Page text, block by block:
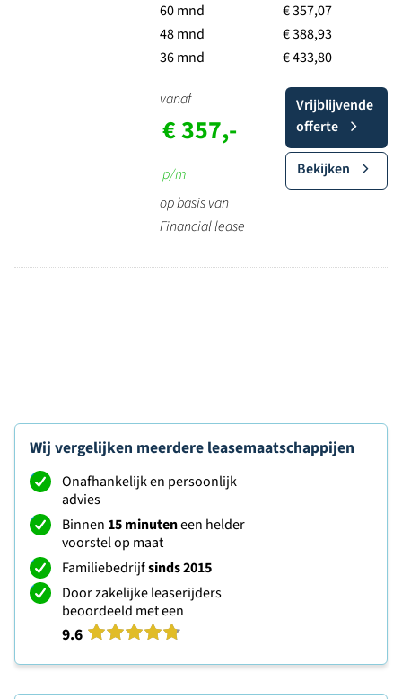
60 mnd
48 mnd
36 mnd
€ 357,07
€ 388,93
€ 433,80
vanaf
€ 357,-
p/m
op basis van
Financial lease
Vrijblijvende
offerte
Bekijken
Wij vergelijken meerdere leasemaatschappijen
Onafhankelijk en persoonlijk
advies
Binnen 15 minuteneen helder
voorstel op maat
Familiebedrijfsinds 2015
Door zakelijke leaserijders
beoordeeld met een
9.6